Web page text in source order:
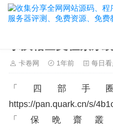
求汉籍全文检索系
卡卷网 1年前 每日看
「四部手
https://pan.quark.cn/s/
「保晩齋